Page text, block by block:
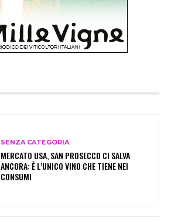
SENZA CATEGORIA
MERCATO USA, SAN PROSECCO CI SALVA
ANCORA: È L’UNICO VINO CHE TIENE NEI
CONSUMI